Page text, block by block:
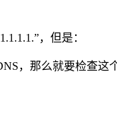
，但是：
，那么就要检查这